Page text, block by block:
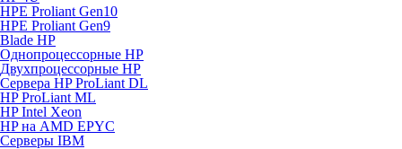
HPE Proliant Gen10
HPE Proliant Gen9
Blade HP
Однопроцессорные HP
Двухпроцессорные HP
Сервера HP ProLiant DL
HP ProLiant ML
HP Intel Xeon
HP на AMD EPYC
Серверы IBM